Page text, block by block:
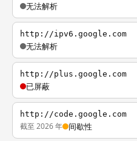
无法解析
http://ipv6.google.com
无法解析
http://plus.google.com
已屏蔽
http://code.google.com
截至 2026 年 间歇性